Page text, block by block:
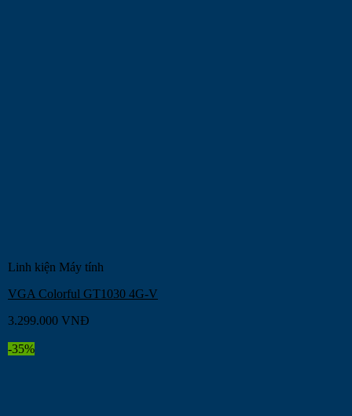
Linh kiện Máy tính
VGA Colorful GT1030 4G-V
3.299.000 VNĐ
-35%